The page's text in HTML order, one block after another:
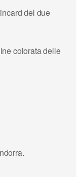
del due
colorata delle